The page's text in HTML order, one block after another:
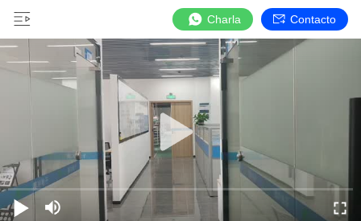
Charla Contacto